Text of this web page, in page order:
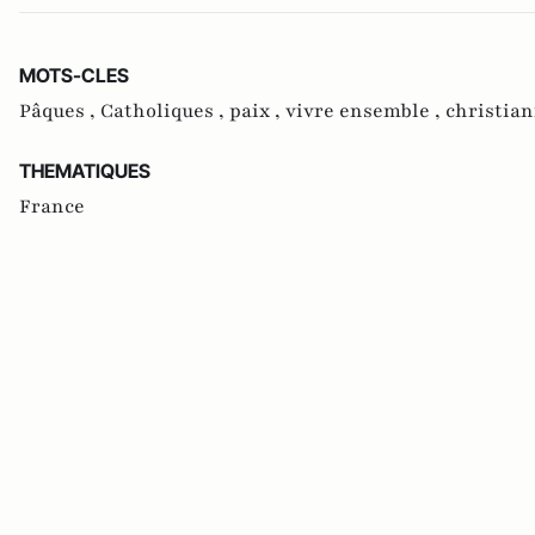
MOTS-CLES
Pâques , Catholiques , paix , vivre ensemble ,
THEMATIQUES
France